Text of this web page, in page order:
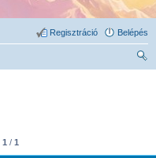
Belépés
Regisztráció
1 / 1